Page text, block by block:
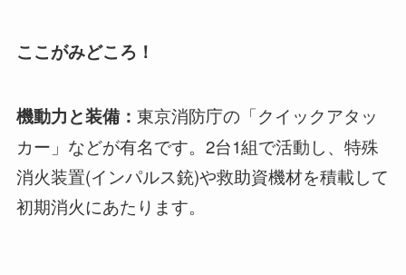
ここがみどころ！
機動力と装備： 東京消防庁の「クイックアタッ
カー」などが有名です。2台1組で活動し、特殊
消火装置(インパルス銃)や救助資機材を積載して
初期消火にあたります。